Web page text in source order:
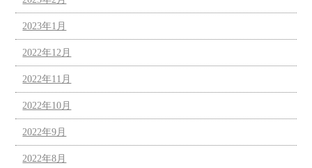
2023年1月
2022年12月
2022年11月
2022年10月
2022年9月
2022年8月